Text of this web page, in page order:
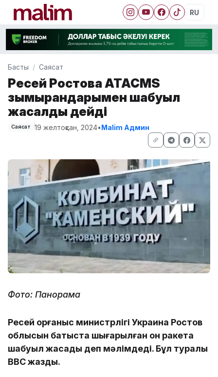
RU
Басты Саясат
Ресей Ростовқа ATACMS
зымырандарымен шабуыл
жасалды дейді
Саясат 19 желтоқсан, 2024•Malim Админ
Фото: Панорама
Ресей Қорғаныс министрлігі Украина Ростов
облысын батыста шығарылған он ракета
шабуыл жасады деп мәлімдеді. Бұл туралы
ВВС жазды.